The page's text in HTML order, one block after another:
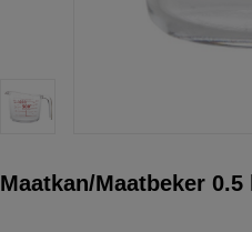
Maatkan/Maatbeker